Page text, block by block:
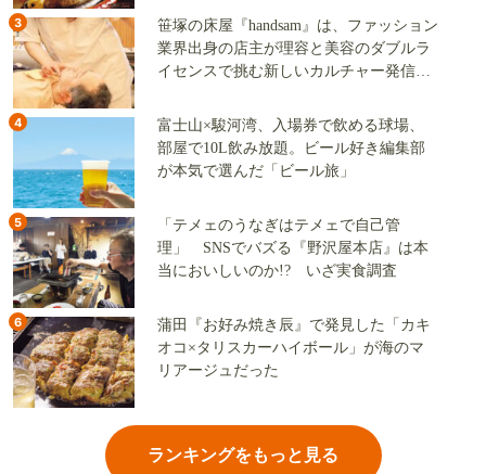
3
笹塚の床屋『handsam』は、ファッション
業界出身の店主が理容と美容のダブルラ
イセンスで挑む新しいカルチャー発信基
4
富士山×駿河湾、入場券で飲める球場、
部屋で10L飲み放題。ビール好き編集部
が本気で選んだ「ビール旅」
5
「テメェのうなぎはテメェで自己管
理」 SNSでバズる『野沢屋本店』は本
当においしいのか!? いざ実食調査
6
蒲田『お好み焼き辰』で発見した「カキ
オコ×タリスカーハイボール」が海のマ
リアージュだった
ランキングをもっと見る